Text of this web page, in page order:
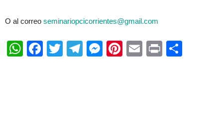
O al correo seminariopcicorrientes@gmail.com
WhatsApp
Facebook
TwitterTelegram
Messenger
Pinterest
EmailPrint